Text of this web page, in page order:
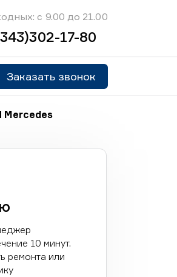
с 9.00 до 21.00
17-80
Заказать звонок
Mercedes
10 минут.
ремонта или